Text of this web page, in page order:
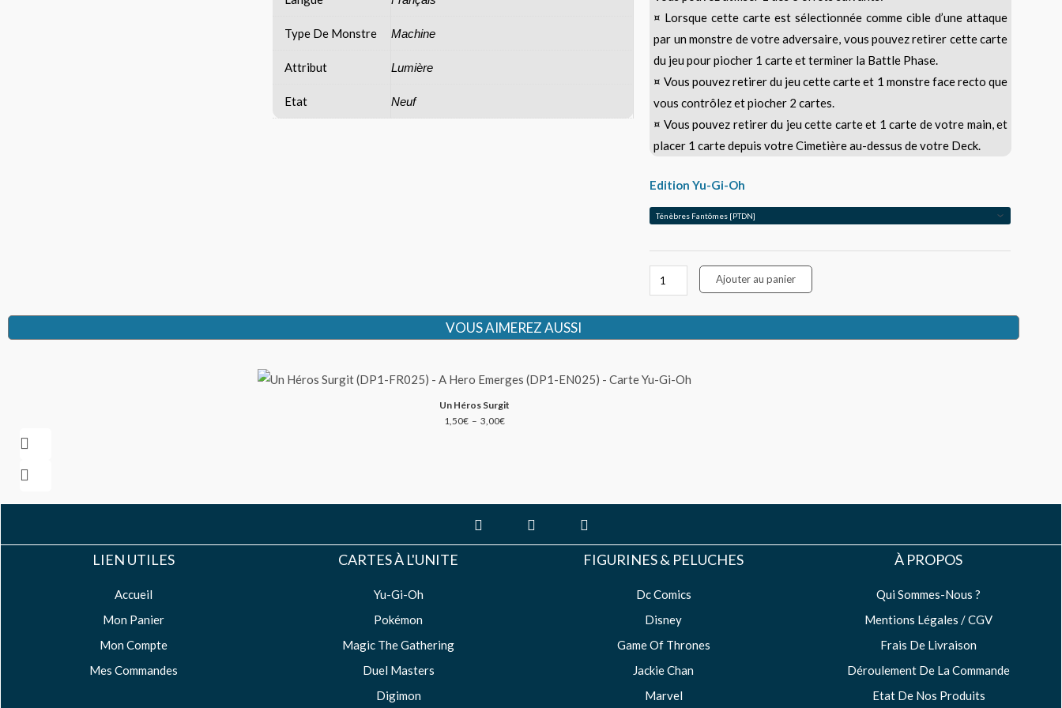
à
Type De Monstre Machine
Attribut Lumière
Etat Neuf
¤ Lorsque cette carte est sélectionnée comme cible d’une attaque
par un monstre de votre adversaire, vous pouvez retirer cette carte
du jeu pour piocher 1 carte et terminer la Battle Phase.
¤ Vous pouvez retirer du jeu cette carte et 1 monstre face recto que
vous contrôlez et piocher 2 cartes.
¤ Vous pouvez retirer du jeu cette carte et 1 carte de votre main, et
placer 1 carte depuis votre Cimetière au-dessus de votre Deck.
Edition Yu-Gi-Oh
quantité
de
Nâga
Ajouter au panier
VOUS AIMEREZ AUSSI
Un Héros Surgit
1,50€ – 3,00€Plage
3,00€
a
n
o
t
u
LIEN UTILES
Accueil
Mon Panier
Mon Compte
Mes Commandes
CARTES À L'UNITE
Yu-Gi-Oh
Pokémon
Magic The Gathering
Duel Masters
Digimon
FIGURINES & PELUCHES
Dc Comics
Disney
Game Of Thrones
Jackie Chan
Marvel
À PROPOS
Qui Sommes-Nous ?
Mentions Légales / CGV
Frais De Livraison
Déroulement De La Commande
Etat De Nos Produits